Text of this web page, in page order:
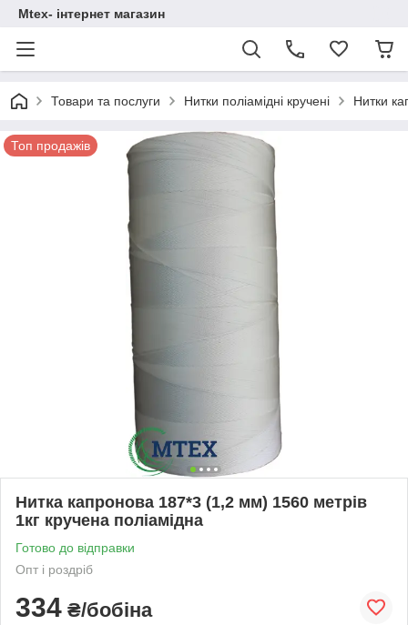
Mtex- інтернет магазин
Товари та послуги Нитки поліамідні кручені Нитки
Топ продажів
Нитка капронова 187*3 (1,2 мм) 1560 метрів
1кг кручена поліамідна
Готово до відправки
Опт і роздріб
334 ₴/бобіна